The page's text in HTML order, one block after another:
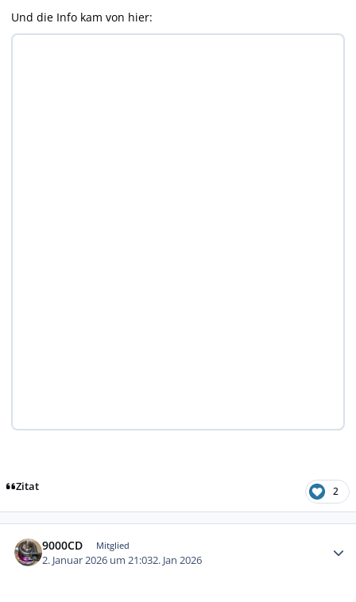
Und die Info kam von hier:
Zitat 2
9000CD Mitglied
2. Januar 2026 um 21:032. Jan 2026